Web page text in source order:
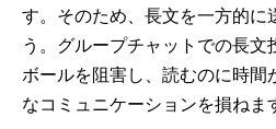
す。そのため、長文を一方的に
う。グループチャットでの長
ボールを阻害し、読むのに時間
なコミュニケーションを損ねま